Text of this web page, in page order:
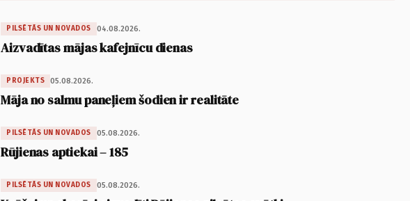
PILSĒTĀS UN NOVADOS 04.08.2026.
Aizvadītas mājas kafejnīcu dienas
PROJEKTS 05.08.2026.
Māja no salmu paneļiem šodien ir realitāte
PILSĒTĀS UN NOVADOS 05.08.2026.
Rūjienas aptiekai – 185
PILSĒTĀS UN NOVADOS 05.08.2026.